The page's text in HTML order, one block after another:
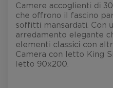
Camere accoglienti di
che offrono il fascino
soffitti mansardati. Con
arredamento elegante
elementi classici con
Camera con letto King
letto 90x200.